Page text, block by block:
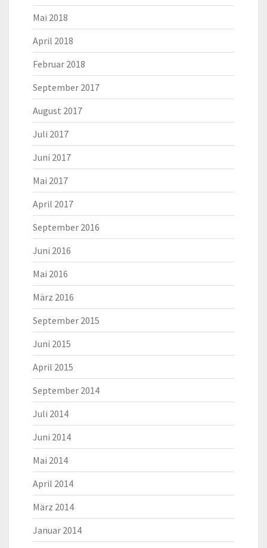
Mai 2018
April 2018
Februar 2018
September 2017
August 2017
Juli 2017
Juni 2017
Mai 2017
April 2017
September 2016
Juni 2016
Mai 2016
März 2016
September 2015
Juni 2015
April 2015
September 2014
Juli 2014
Juni 2014
Mai 2014
April 2014
März 2014
Januar 2014